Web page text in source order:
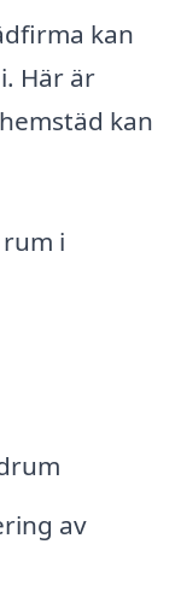
kan
Här är
kan
i
av